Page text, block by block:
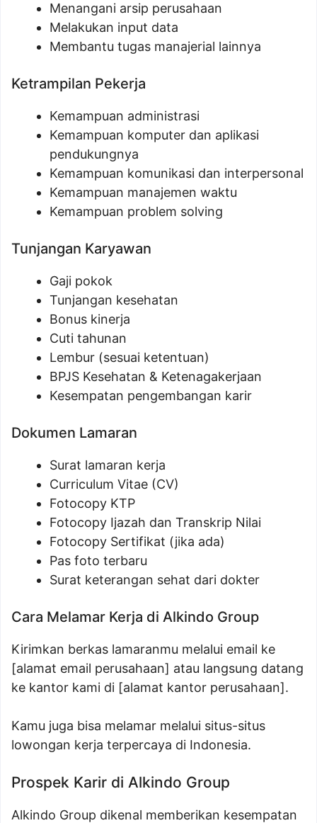
Menangani arsip perusahaan
Melakukan input data
Membantu tugas manajerial lainnya
Ketrampilan Pekerja
Kemampuan administrasi
Kemampuan komputer dan aplikasi
pendukungnya
Kemampuan komunikasi dan interpersonal
Kemampuan manajemen waktu
Kemampuan problem solving
Tunjangan Karyawan
Gaji pokok
Tunjangan kesehatan
Bonus kinerja
Cuti tahunan
Lembur (sesuai ketentuan)
BPJS Kesehatan & Ketenagakerjaan
Kesempatan pengembangan karir
Dokumen Lamaran
Surat lamaran kerja
Curriculum Vitae (CV)
Fotocopy KTP
Fotocopy Ijazah dan Transkrip Nilai
Fotocopy Sertifikat (jika ada)
Pas foto terbaru
Surat keterangan sehat dari dokter
Cara Melamar Kerja di Alkindo Group
Kirimkan berkas lamaranmu melalui email ke
[alamat email perusahaan] atau langsung datang
ke kantor kami di [alamat kantor perusahaan].
Kamu juga bisa melamar melalui situs-situs
lowongan kerja terpercaya di Indonesia.
Prospek Karir di Alkindo Group
Alkindo Group dikenal memberikan kesempatan